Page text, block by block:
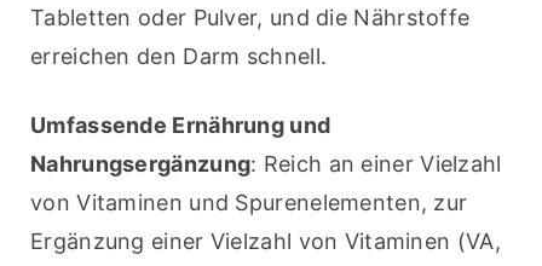
Tabletten oder Pulver, und die Nährstoffe
erreichen den Darm schnell.
Umfassende Ernährung und
Nahrungsergänzung: Reich an einer Vielzahl
von Vitaminen und Spurenelementen, zur
Ergänzung einer Vielzahl von Vitaminen (VA,